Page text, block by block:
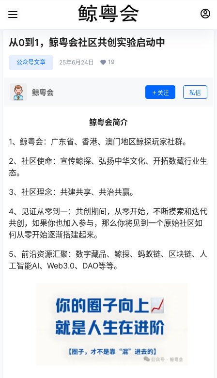
从0到1，鲸粤会社区共创实验启动中
公众号文章 25年6月24日 19
鲸粤会 关注 私信
鲸粤会简介
1、鲸粤会：广东省、香港、澳门地区鲸探玩家社群。
2、社区使命：宣传鲸探、弘扬中华文化、开拓数藏行业生
态。
3、社区理念：共建共享、共治共赢。
4、见证从零到一：共创期间，从零开始，不断摸索和迭代
共创，如果你也加入参与，那么你将见到一个原始社区如
何从零开始逐渐搭建起来。
5、前沿资源汇聚：数字藏品、鲸探、蚂蚁链、区块链、人
工智能AI、Web3.0、DAO等等。